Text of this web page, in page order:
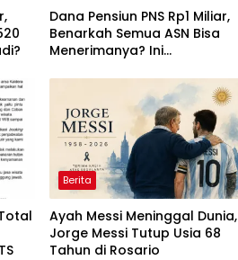
Dana Pensiun PNS Rp1 Miliar,
Benarkah Semua ASN Bisa
Menerimanya? Ini
Berita
Ayah Messi Meninggal Dunia,
Jorge Messi Tutup Usia 68
Tahun di Rosario